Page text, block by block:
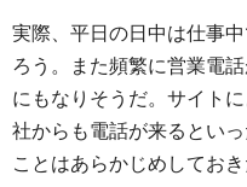
実際、平日の日中は仕事
ろう。また頻繁に営業電
にもなりそうだ。サイト
社からも電話が来るとい
ことはあらかじめしておき